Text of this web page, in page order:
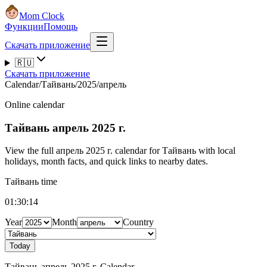
Mom Clock
ФункцииПомощь
Скачать приложение
🇷🇺
Скачать приложение
Calendar/Тайвань/2025/апрель
Online calendar
Тайвань апрель 2025 г.
View the full апрель 2025 г. calendar for Тайвань with local
holidays, month facts, and quick links to nearby dates.
Тайвань time
01:30:15
Year
Month Country
Today